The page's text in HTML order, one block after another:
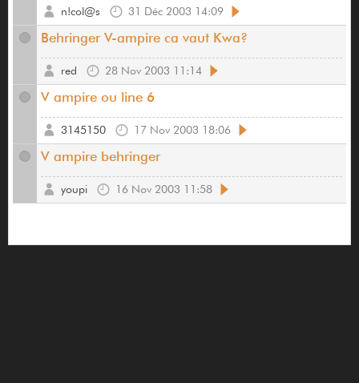
31 Déc 2003 14:09
n!col@s
Behringer V-ampire ca vaut Kwa?
28 Nov 2003 11:14
red
V ampire ou line 6
17 Nov 2003 18:06
3145150
V ampire behringer
16 Nov 2003 11:58
youpi